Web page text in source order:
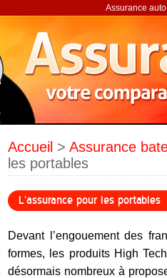
Assurance
Accueil > Assurance
les portables
L’assurance pour les portables
Devant l’engouement des
formes, les produits High
désormais nombreux à